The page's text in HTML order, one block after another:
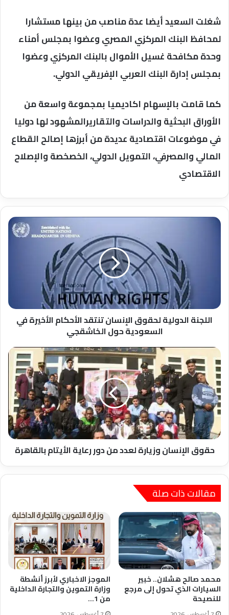
شغلت السعيد أيضا عدة مناصب من بينها مستشارا
لمحافظ البنك المركزي المصري وعضوا بمجلس أمناء
وحدة مكافحة غسيل الأموال بالبنك المركزي وعضوا
بمجلس إدارة البنك العربي الإفريقي الدولي.
كما قامت بالإسهام اكاديميا بمجموعة واسعة من
الأوراق البحثية والدراسات والتقاريرالمشهود لها دوليا
في موضوعات اقتصادية عديدة من أبرزها إصالح القطاع
المالي والمصرفي، التمويل الدولي، الخصخصة والإصلاح
الاقتصادي
اللجنة
السعودية
حولاللجنة الدولية لحقوق الإنسان تنتقد الأحكام الأخيرة في
السعودية حول الخاشقجي
حقوق
الإنسان
وزيارة
لعدد
من
دور
رعاية
الأيتام
بالقاهرة
حقوق الإنسان وزيارة لعدد من دور رعاية الأيتام بالقاهرة
مقالات ذات صلة
محمد صالح هشلان.. خبير
السيارات الذي تحول إلى مرجع
للنصيحة
الموجز الاخباري لأبرز أنشطة
وزارة التموين والتجارة الداخلية
من 1…